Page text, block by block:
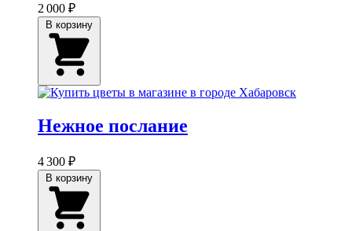
2 000 ₽
Нежное послание
4 300 ₽